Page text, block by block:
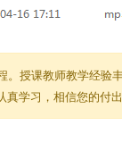
授课教师教学经验
学习，相信您的付